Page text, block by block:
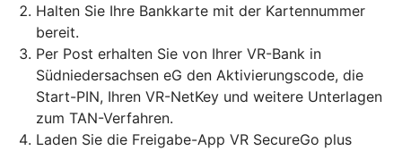
Halten Sie Ihre Bankkarte mit der Kartennummer
bereit.
Per Post erhalten Sie von Ihrer VR-Bank in
Südniedersachsen eG den Aktivierungscode, die
Start-PIN, Ihren VR-NetKey und weitere Unterlagen
zum TAN-Verfahren.
Laden Sie die Freigabe-App VR SecureGo plus